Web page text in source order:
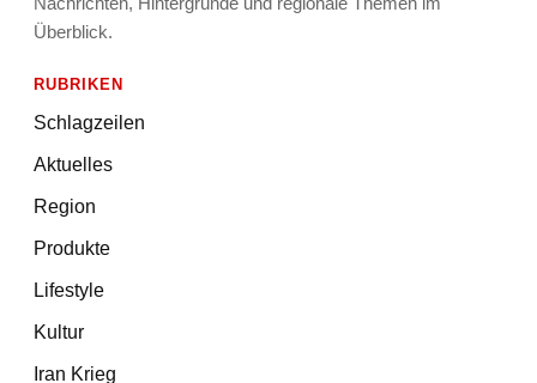
Überblick.
RUBRIKEN
Schlagzeilen
Aktuelles
Region
Produkte
Lifestyle
Kultur
Iran Krieg